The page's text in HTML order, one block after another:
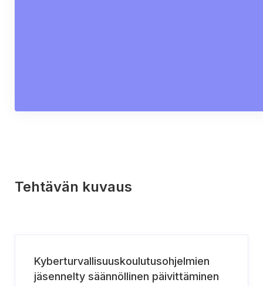
Tehtävän kuvaus
Kyberturvallisuuskoulutusohjelmien
jäsennelty säännöllinen päivittäminen